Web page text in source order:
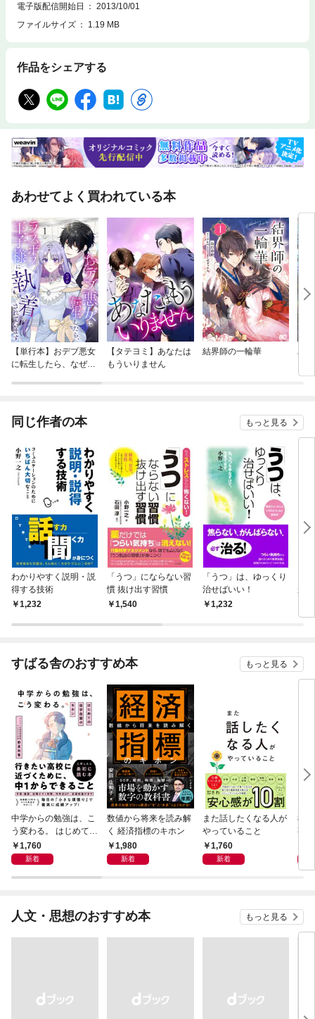
電子版配信開始日
2013/10/01
ファイルサイズ
1.19 MB
作品をシェアする
あわせてよく買われている本
【単行本】おデブ悪女
に転生したら、なぜか
【タテヨミ】あなたは
もういりません
結界師の一輪華
バ
今
同じ作者の本 もっと見る
わかりやすく説明・説
得する技術
1,232
「うつ」にならない習
慣 抜け出す習慣
1,540
「うつ」は、ゆっくり
治せばいい！
1,232
が
すばる舎のおすすめ本 もっと見る
中学からの勉強は、こ
う変わる。 はじめての
自学自習のキホン
1,760
新着
数値から将来を読み解
く 経済指標のキホン
1,980
新着
また話したくなる人が
やっていること
1,760
新着
83
事
人文・思想のおすすめ本 もっと見る